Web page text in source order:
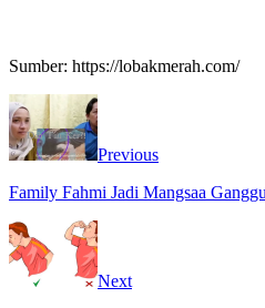
Sumber: https://lobakmerah.com/
Previous
Family Fahmi Jadi Mangsaa
Next